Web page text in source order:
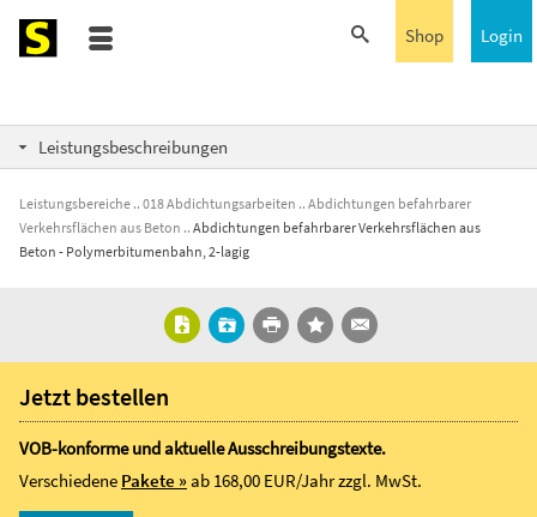
Login
Shop
Leistungsbeschreibungen
Leistungsbereiche 018 Abdichtungsarbeiten
Abdichtungen befahrbarer
Verkehrsflächen aus Beton
Abdichtungen befahrbarer Verkehrsflächen aus
Beton - Polymerbitumenbahn, 2-lagig
Jetzt bestellen
VOB-konforme und aktuelle Ausschreibungstexte.
Verschiedene Pakete »ab 168,00 EUR/Jahrzzgl. MwSt.